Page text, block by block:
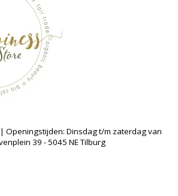
Openingstijden: Dinsdag t/m zaterdag van
39 - 5045 NE Tilburg